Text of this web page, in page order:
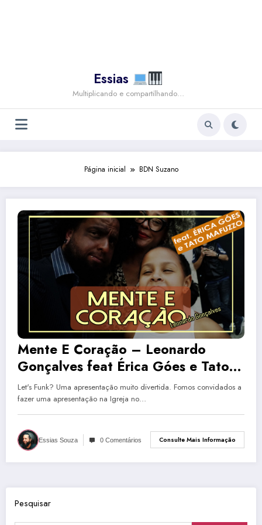
Essias
Multiplicando e compartilhando…
Página inicial BDN Suzano
Mente E Coração – Leonardo
Gonçalves feat Érica Góes e Tato
Mafuzzo | Cover (D19CVEP:01)
Let's Funk? Uma apresentação muito divertida. Fomos convidados a
fazer uma apresentação na Igreja no…
Essias Souza 0 Comentários Consulte Mais Informação
Pesquisar